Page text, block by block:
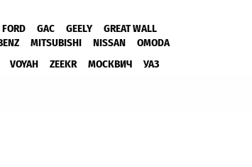
FORD GAC GEELY
GREAT WALL
MITSUBISHI NISSAN
OMODA
VOYAH ZEEKR МОСКВИЧ УАЗ